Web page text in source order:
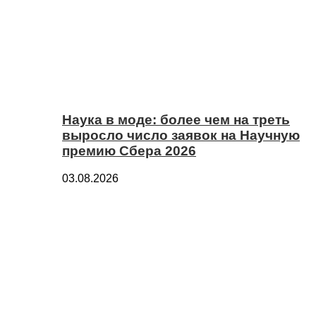
Наука в моде: более чем на треть
выросло число заявок на Научную
премию Сбера 2026
03.08.2026